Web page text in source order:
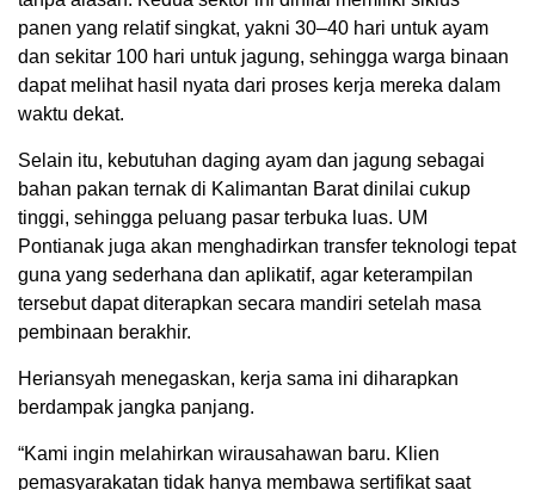
panen yang relatif singkat, yakni 30–40 hari untuk ayam
dan sekitar 100 hari untuk jagung, sehingga warga binaan
dapat melihat hasil nyata dari proses kerja mereka dalam
waktu dekat.
Selain itu, kebutuhan daging ayam dan jagung sebagai
bahan pakan ternak di Kalimantan Barat dinilai cukup
tinggi, sehingga peluang pasar terbuka luas. UM
Pontianak juga akan menghadirkan transfer teknologi tepat
guna yang sederhana dan aplikatif, agar keterampilan
tersebut dapat diterapkan secara mandiri setelah masa
pembinaan berakhir.
Heriansyah menegaskan, kerja sama ini diharapkan
berdampak jangka panjang.
“Kami ingin melahirkan wirausahawan baru. Klien
pemasyarakatan tidak hanya membawa sertifikat saat